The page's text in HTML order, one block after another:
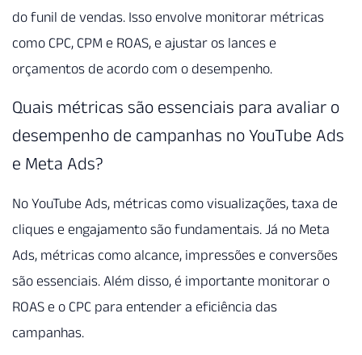
do funil de vendas. Isso envolve monitorar métricas
como CPC, CPM e ROAS, e ajustar os lances e
orçamentos de acordo com o desempenho.
Quais métricas são essenciais para avaliar o
desempenho de campanhas no YouTube Ads
e Meta Ads?
No YouTube Ads, métricas como visualizações, taxa de
cliques e engajamento são fundamentais. Já no Meta
Ads, métricas como alcance, impressões e conversões
são essenciais. Além disso, é importante monitorar o
ROAS e o CPC para entender a eficiência das
campanhas.